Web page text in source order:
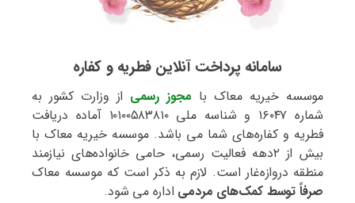
سامانه پرداخت آنلاین فطریه و کفاره
موسسه خیریه معاک با مجوز رسمی از وزارت کشور به
شماره ۱۶۰۴۷ و شناسه ملی ۱۰۱۰۰۵۸۳۸۱۰ آماده دریافت
فطریه و کفاره‌های شما می باشد. موسسه خیریه معاک با
بیش از ۲دهه فعالیت رسمی، حامی خانواده‌های نیازمند
منطقه دروازه‌غار است. لازم به ذکر است که موسسه معاک
صرفاً توسط کمک‌های مردمی اداره می شود.